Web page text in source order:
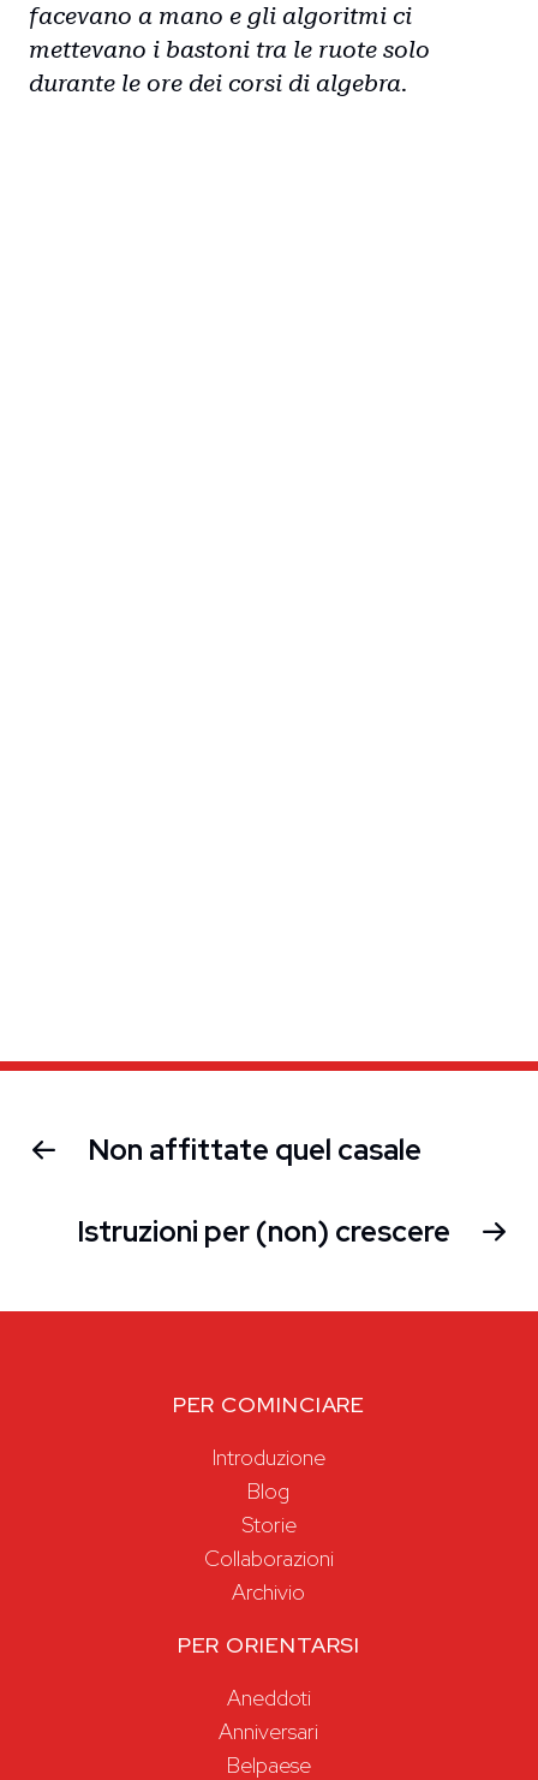
facevano a mano e gli algoritmi ci
mettevano i bastoni tra le ruote solo
durante le ore dei corsi di algebra.
Non affittate quel casale
Istruzioni per (non) crescere
PER COMINCIARE
Introduzione
Blog
Storie
Collaborazioni
Archivio
PER ORIENTARSI
Aneddoti
Anniversari
Belpaese